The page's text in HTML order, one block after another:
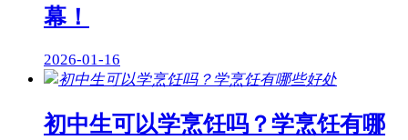
幕！
2026-01-16
初中生可以学烹饪吗？学烹饪有哪